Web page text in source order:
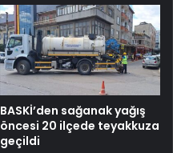
BASKİ’den sağanak yağış
öncesi 20 ilçede teyakkuza
geçildi